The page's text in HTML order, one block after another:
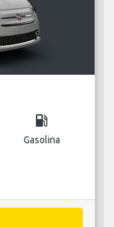
local_gas_station
Gasolina